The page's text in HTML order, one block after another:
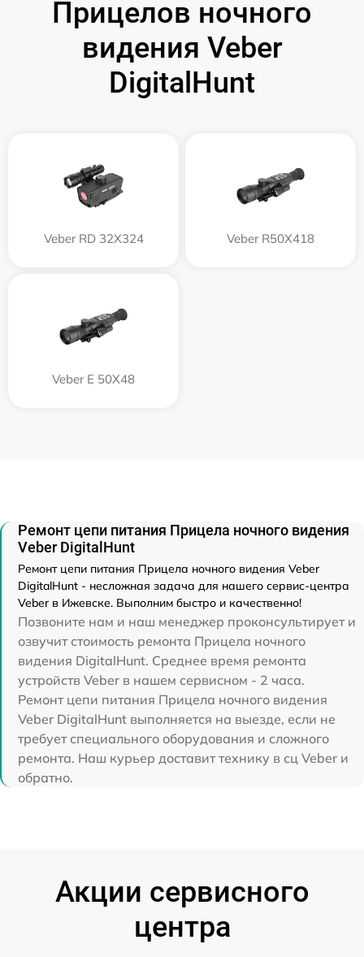
Прицелов ночного
видения Veber
DigitalHunt
Veber RD 32X324 Veber R50X418
Veber E 50X48
Ремонт цепи питания Прицела ночного видения
Veber DigitalHunt
Ремонт цепи питания Прицела ночного видения Veber
DigitalHunt - несложная задача для нашего сервис-центра
Veber в Ижевске. Выполним быстро и качественно!
Позвоните нам и наш менеджер проконсультирует и
озвучит стоимость ремонта Прицела ночного
видения DigitalHunt. Среднее время ремонта
устройств Veber в нашем сервисном - 2 часа.
Ремонт цепи питания Прицела ночного видения
Veber DigitalHunt выполняется на выезде, если не
требует специального оборудования и сложного
ремонта. Наш курьер доставит технику в сц Veber и
обратно.
Акции сервисного
центра